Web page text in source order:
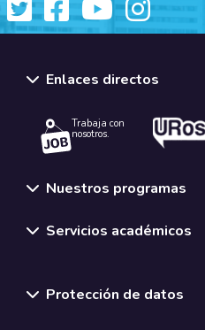
Enlaces directos
Trabaja con
nosotros.
Nuestros programas
Servicios académicos
Protección de datos